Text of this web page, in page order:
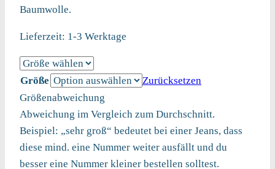
Baumwolle.
Lieferzeit: 1-3 Werktage
Größe
Zurücksetzen
Größenabweichung
Abweichung im Vergleich zum Durchschnitt.
Beispiel: „sehr groß“ bedeutet bei einer Jeans, dass
diese mind. eine Nummer weiter ausfällt und du
besser eine Nummer kleiner bestellen solltest.